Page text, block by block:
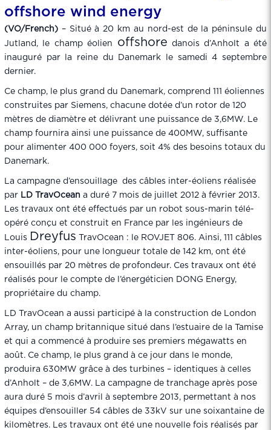
offshore wind energy
(VO/French) – Situé à 20 km au nord-est de la péninsule du
Jutland, le champ éolien
offshore danois d’Anholt a été
inauguré par la reine du Danemark le samedi 4 septembre
dernier.
Ce champ, le plus grand du Danemark, comprend 111 éoliennes
construites par Siemens, chacune dotée d’un rotor de 120
mètres de diamètre et délivrant une puissance de 3,6MW. Le
champ fournira ainsi une puissance de 400MW, suffisante
pour alimenter 400 000 foyers, soit 4% des besoins totaux du
Danemark.
La campagne d’ensouillage des câbles inter-éoliens réalisée
par LD TravOcean a duré 7 mois de juillet 2012 à février 2013.
Les travaux ont été effectués par un robot sous-marin télé-
opéré conçu et construit en France par les ingénieurs de
Louis Dreyfus TravOcean : le ROVJET 806. Ainsi, 111 câbles
inter-éoliens, pour une longueur totale de 142 km, ont été
ensouillés par 20 mètres de profondeur. Ces travaux ont été
réalisés pour le compte de l’énergéticien DONG Energy,
propriétaire du champ.
LD TravOcean a aussi participé à la construction de London
Array, un champ britannique situé dans l’estuaire de la Tamise
et qui a commencé à produire ses premiers mégawatts en
août. Ce champ, le plus grand à ce jour dans le monde,
produira 630MW grâce à des turbines – identiques à celles
d’Anholt – de 3,6MW. La campagne de tranchage après pose
aura duré 5 mois d’avril à septembre 2013, permettant à nos
équipes d’ensouiller 54 câbles de 33kV sur une soixantaine de
kilomètres. Les travaux ont été une nouvelle fois réalisés par